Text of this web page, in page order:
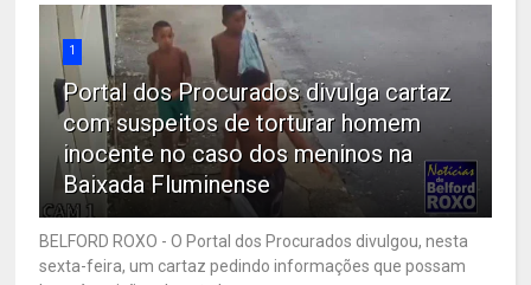
1
Portal dos Procurados divulga cartaz
com suspeitos de torturar homem
inocente no caso dos meninos na
Baixada Fluminense
BELFORD ROXO - O Portal dos Procurados divulgou, nesta
sexta-feira, um cartaz pedindo informações que possam